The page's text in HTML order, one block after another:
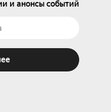
и анонсы событий